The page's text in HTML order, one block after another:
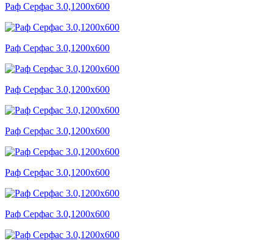
Раф Серфас 3.0,1200x600
Раф Серфас 3.0,1200x600
Раф Серфас 3.0,1200x600
Раф Серфас 3.0,1200x600
Раф Серфас 3.0,1200x600
Раф Серфас 3.0,1200x600